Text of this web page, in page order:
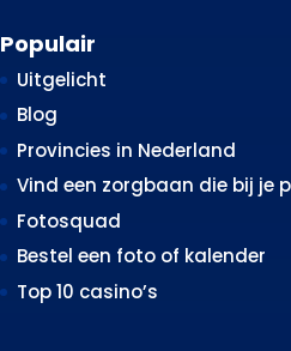
Populair
Uitgelicht
Blog
Provincies in Nederland
Vind een zorgbaan die bij je
Fotosquad
Bestel een foto of kalender
Top 10 casino’s